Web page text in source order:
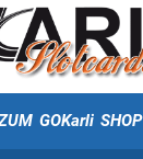
GOKarli SHOP